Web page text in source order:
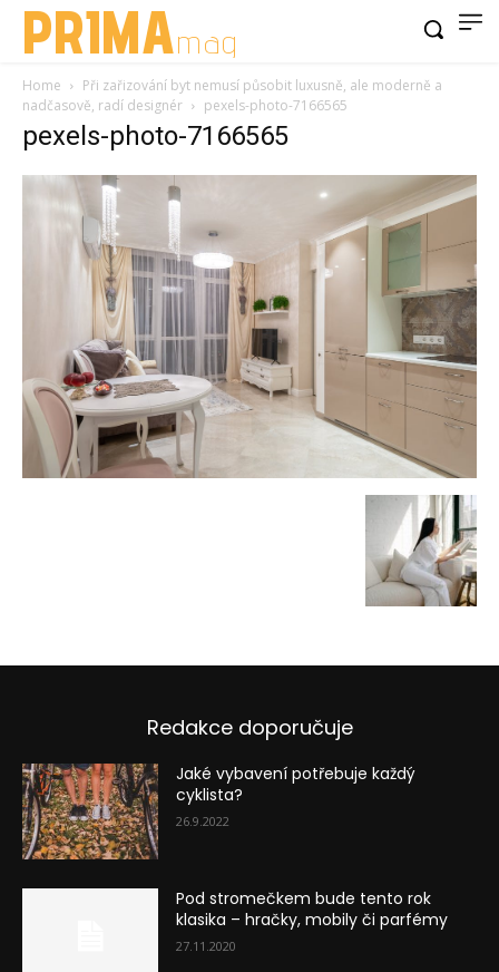
PRIMAmag
Home
Při zařizování byt nemusí působit luxusně, ale moderně a
nadčasově, radí designér
pexels-photo-7166565
pexels-photo-7166565
Redakce doporučuje
Jaké vybavení potřebuje každý
cyklista?
26.9.2022
Pod stromečkem bude tento rok
klasika – hračky, mobily či parfémy
27.11.2020